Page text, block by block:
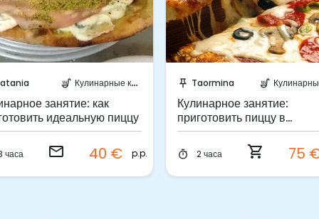
soup_kitchen Кулинарные курсы
занятие: как
идеальную пиццу
часа email 40 € p.p.
push_pin Taormina soup_kitchen Кулинарные
Кулинарное занятие:
приготовить пиццу в
Таормине
timer 2 часа shopping_cart 75